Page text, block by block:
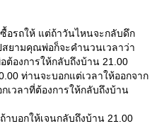
อรถให้ แต่ถ้าวันไหนจะกลับดึก
ยามคุณพ่อก็จะคำนวนเวลาว่า
องการให้กลับถึงบ้าน 21.00
ท่านจะบอกแต่เวลาให้ออกจาก
เวลาที่ต้องการให้กลับถึงบ้าน
าบอกให้เจนกลับถึงบ้าน 21.00